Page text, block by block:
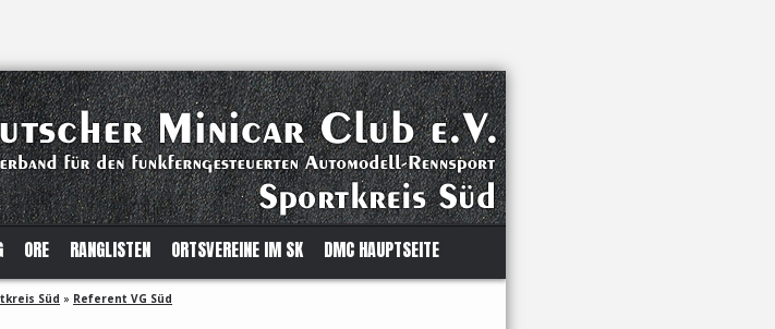
ORE RANGLISTEN ORTSVEREINE IM SK DMC HAUPTSEITE
Süd » Referent VG Süd